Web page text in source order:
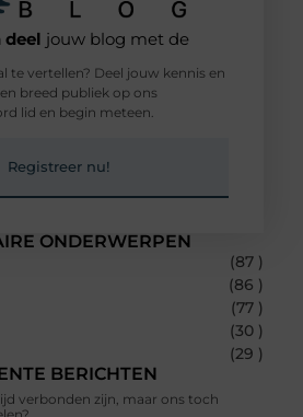
ONDERWERPEN
(87 )
(86 )
(77 )
(30 )
(29 )
BERICHTEN
verbonden zijn, maar ons toch
deel jouw blog met de
te vertellen? Deel jouw kennis en
breed publiek op ons
lid en begin meteen.
Registreer nu!